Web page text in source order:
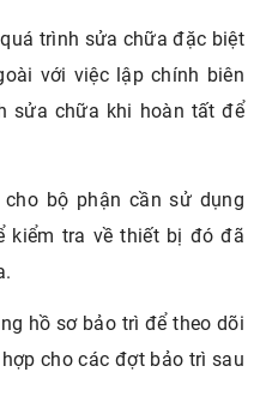
trình sửa chữa đặc biệt
với việc lập chính biên
sửa chữa khi hoàn tất để
bộ phận cần sử dụng
kiểm tra về thiết bị đó đã
hồ sơ bảo trì để theo dõi
cho các đợt bảo trì sau